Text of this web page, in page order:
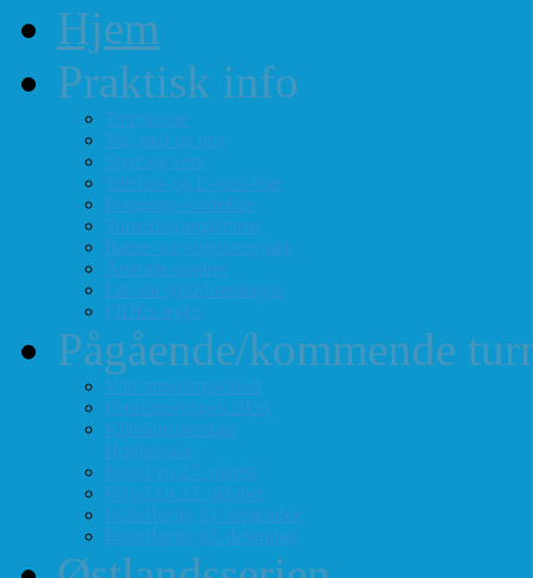
Hjem
Praktisk info
Terminliste
Tid, sted og pris
Styre og verv
Telefon- og E-post-liste
Forenings-vedtekter
Turneringsreglement
Barne- og ungdomssjakk
Årsmøte-papirer
Litt om sjakkforeningen
FIDEs regler
Pågående/kommende
Vårt turneringstilbud
Høstturneringen 2026
Klubbmesterskap
Hurtigsjakk
FolloLyn 27. august
FolloLyn 22. oktober
FolloHurtig 24. september
FolloHurtig 10. desember